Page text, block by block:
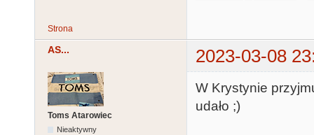
Strona
AS... 2023-03-08
Toms Atarowiec
Nieaktywny
W Krystynie
udało ;)